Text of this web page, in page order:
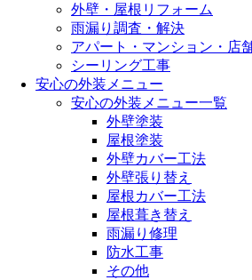
外壁・屋根リフォーム
雨漏り調査・解決
アパート・マンション・店
シーリング工事
安心の外装メニュー
安心の外装メニュー一覧
外壁塗装
屋根塗装
外壁カバー工法
外壁張り替え
屋根カバー工法
屋根葺き替え
雨漏り修理
防水工事
その他